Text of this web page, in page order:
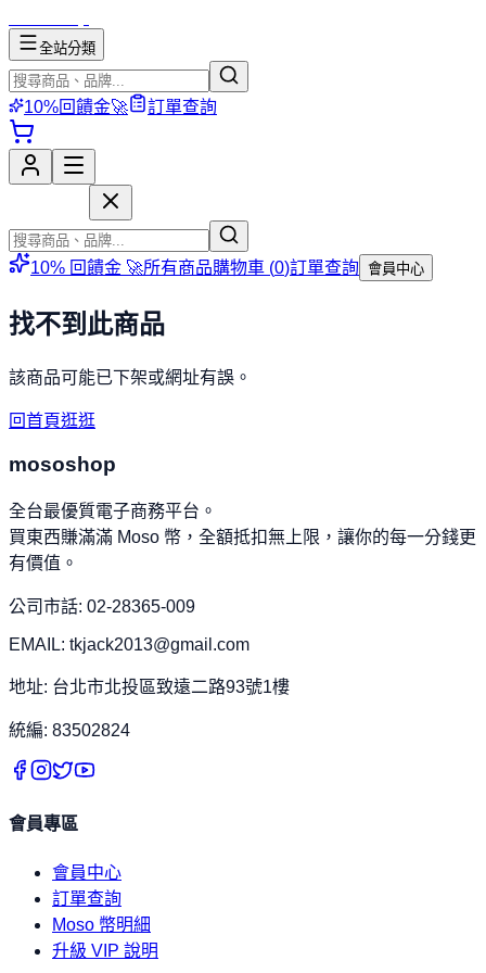
全站分類
10%回饋金🚀 訂單查詢
10% 回饋金 🚀所有商品購物車 (0)訂單查詢 會員中心
找不到此商品
該商品可能已下架或網址有誤。
回首頁逛逛
mososhop
全台最優質電子商務平台。
買東西賺滿滿 Moso 幣，全額抵扣無上限，讓你的每一分錢更
有價值。
公司市話: 02-28365-009
EMAIL: tkjack2013@gmail.com
地址: 台北市北投區致遠二路93號1樓
統編: 83502824
會員專區
會員中心
訂單查詢
Moso 幣明細
升級 VIP 說明